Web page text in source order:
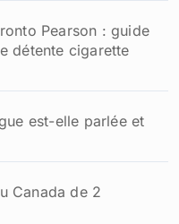
Pearson : guide
détente cigarette
est-elle parlée et
Canada de 2